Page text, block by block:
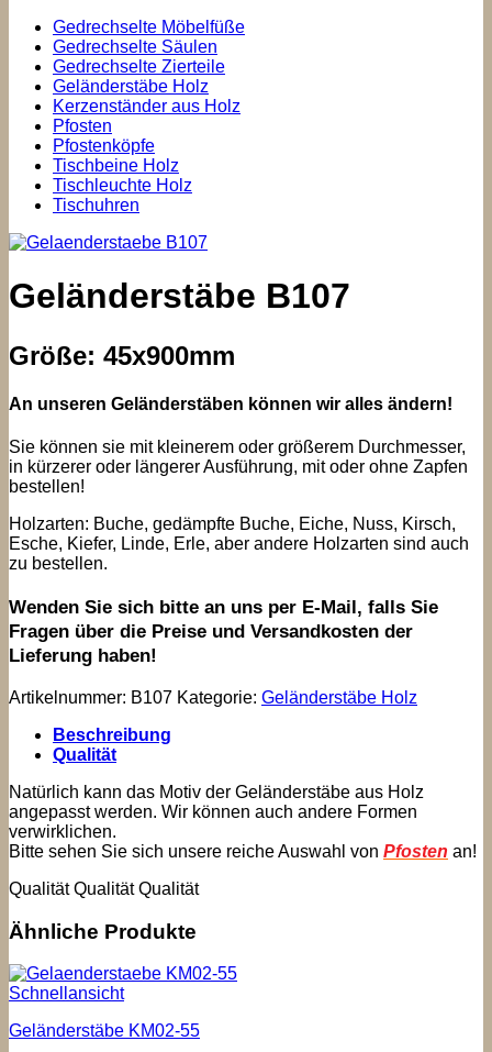
Gedrechselte Möbelfüße
Gedrechselte Säulen
Gedrechselte Zierteile
Geländerstäbe Holz
Kerzenständer aus Holz
Pfosten
Pfostenköpfe
Tischbeine Holz
Tischleuchte Holz
Tischuhren
Geländerstäbe B107
Größe: 45x900mm
An unseren Geländerstäben können wir alles ändern!
Sie können sie mit kleinerem oder größerem Durchmesser,
in kürzerer oder längerer Ausführung, mit oder ohne Zapfen
bestellen!
Holzarten: Buche, gedämpfte Buche, Eiche, Nuss, Kirsch,
Esche, Kiefer, Linde, Erle, aber andere Holzarten sind auch
zu bestellen.
Wenden Sie sich bitte an uns per E-Mail, falls Sie
Fragen über die Preise und Versandkosten der
Lieferung haben!
Artikelnummer: B107 Kategorie: Geländerstäbe Holz
Beschreibung
Qualität
Natürlich kann das Motiv der Geländerstäbe aus Holz
angepasst werden. Wir können auch andere Formen
verwirklichen.
Bitte sehen Sie sich unsere reiche Auswahl von Pfosten an!
Qualität Qualität Qualität
Ähnliche Produkte
Schnellansicht
Geländerstäbe KM02-55